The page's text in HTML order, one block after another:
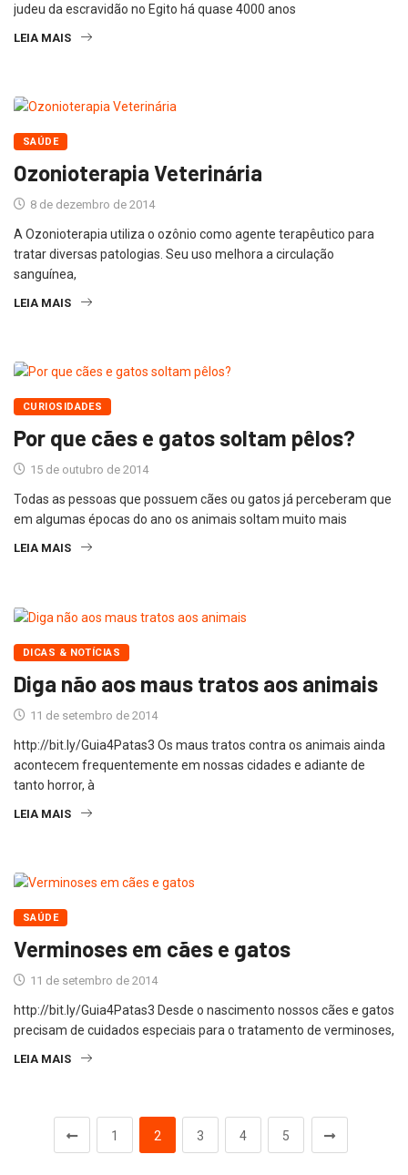
judeu da escravidão no Egito há quase 4000 anos
LEIA MAIS
SAÚDE
Ozonioterapia Veterinária
8 de dezembro de 2014
A Ozonioterapia utiliza o ozônio como agente terapêutico para
tratar diversas patologias. Seu uso melhora a circulação
sanguínea,
LEIA MAIS
CURIOSIDADES
Por que cães e gatos soltam pêlos?
15 de outubro de 2014
Todas as pessoas que possuem cães ou gatos já perceberam que
em algumas épocas do ano os animais soltam muito mais
LEIA MAIS
DICAS & NOTÍCIAS
Diga não aos maus tratos aos animais
11 de setembro de 2014
http://bit.ly/Guia4Patas3 Os maus tratos contra os animais ainda
acontecem frequentemente em nossas cidades e adiante de
tanto horror, à
LEIA MAIS
SAÚDE
Verminoses em cães e gatos
11 de setembro de 2014
http://bit.ly/Guia4Patas3 Desde o nascimento nossos cães e gatos
precisam de cuidados especiais para o tratamento de verminoses,
LEIA MAIS
1 2 3 4 5